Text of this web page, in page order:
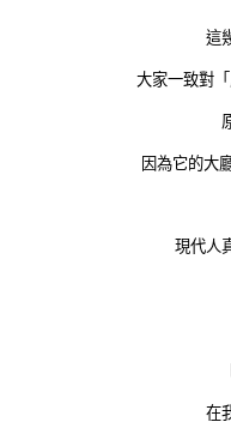
這
大家一致對
因為它的大
現代人
在